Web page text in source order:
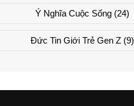
Ý Nghĩa Cuộc Sống (24)
Đức Tin Giới Trẻ Gen Z (9)